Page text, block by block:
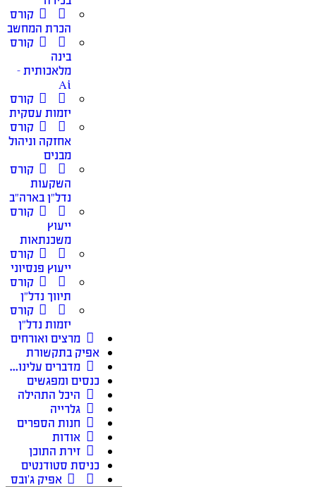
קורס
הכרת המחשב
קורס
בינה
מלאכותית –
Ai
קורס
יזמות עסקית
קורס
אחזקה וניהול
מבנים
קורס
השקעות
נדל״ן בארה״ב
קורס
ייעוץ
משכנתאות
קורס
ייעוץ פנסיוני
קורס
תיווך נדל״ן
קורס
יזמות נדל״ן
מרצים ואורחים
אפיק בתקשורת
מדברים עלינו…
כנסים ומפגשים
היכל התהילה
גלרייה
חנות הספרים
אודות
זירת התוכן
כניסת סטודנטים
אפיק ג’ובס